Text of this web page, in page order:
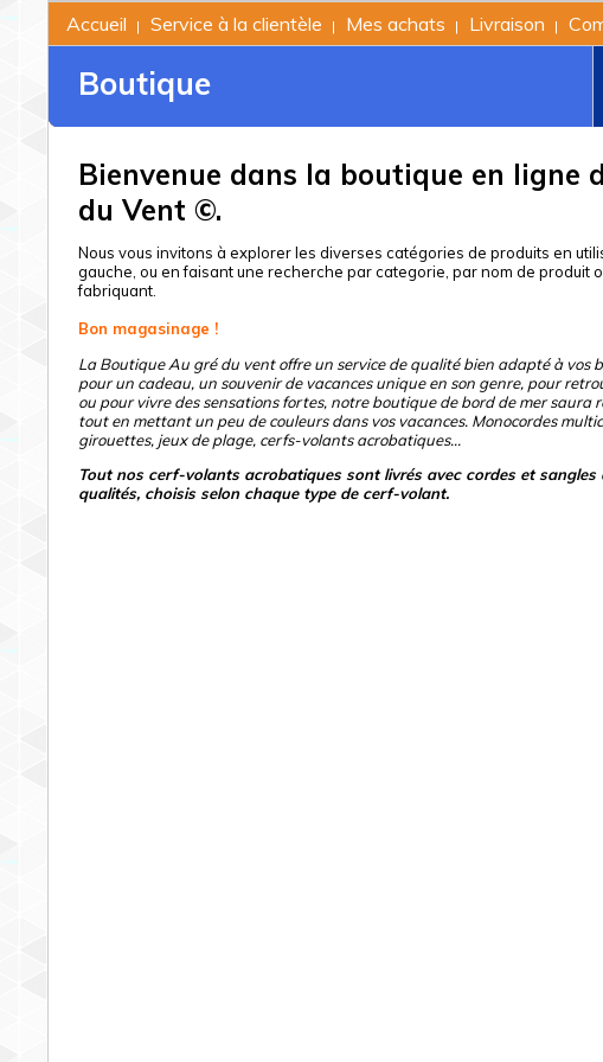
Accueil | Service à la clientèle | Mes achats | Livraison |
Boutique
Bienvenue dans la boutique en ligne
du Vent ©.
Nous vous invitons à explorer les diverses catégories de produits en
gauche, ou en faisant une recherche par categorie, par nom de produit
fabriquant.
Bon magasinage !
La Boutique Au gré du vent offre un service de qualité bien adapté à vos
pour un cadeau, un souvenir de vacances unique en son genre, pour
ou pour vivre des sensations fortes, notre boutique de bord de mer saura
tout en mettant un peu de couleurs dans vos vacances. Monocordes
girouettes, jeux de plage, cerfs-volants acrobatiques…
Tout nos cerf-volants acrobatiques sont livrés avec cordes et sangles
qualités, choisis selon chaque type de cerf-volant.